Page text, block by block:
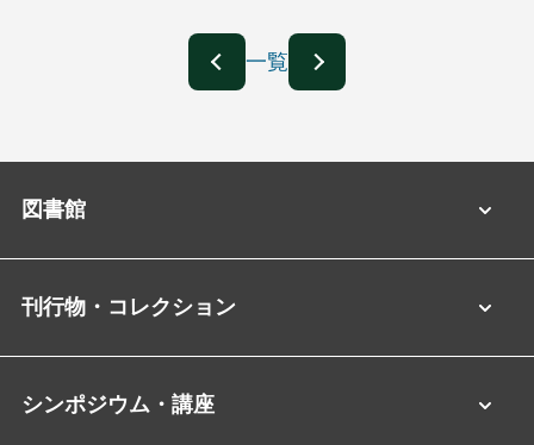
一覧
図書館
刊行物・コレクション
シンポジウム・講座